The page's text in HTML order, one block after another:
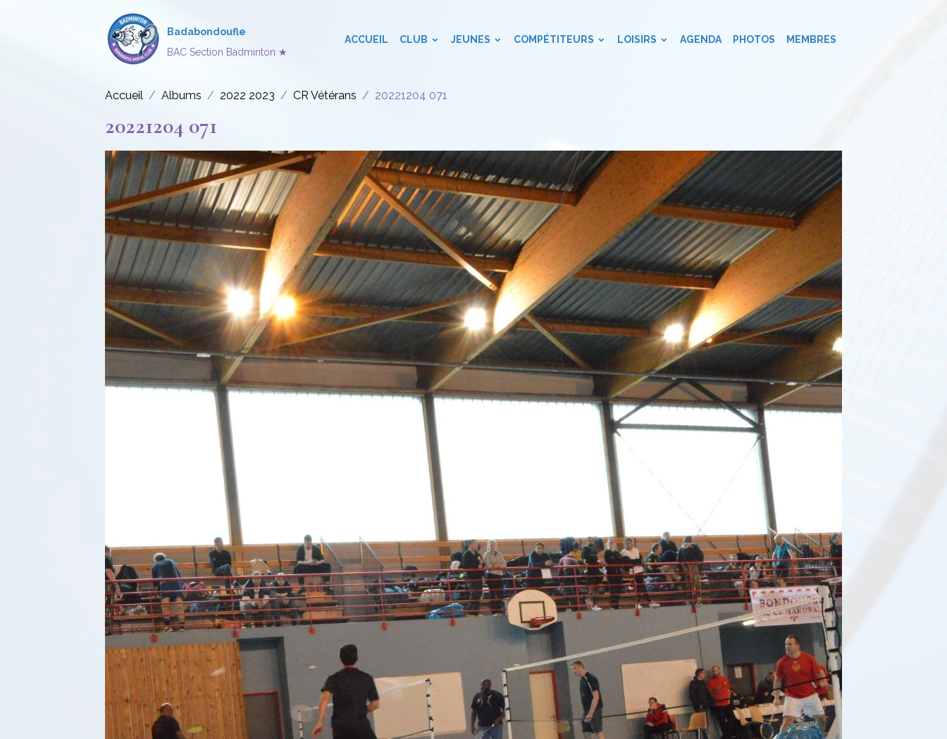
Badabondoufle
BAC Section Badminton ★
ACCUEIL CLUB JEUNES COMPÉTITEURS LOISIRS AGENDA PHOTOS MEMBRES
Accueil Albums 2022 2023 CR Vétérans 20221204 071
20221204 071